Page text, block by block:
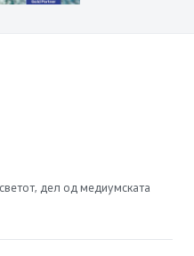
дел од медиумската